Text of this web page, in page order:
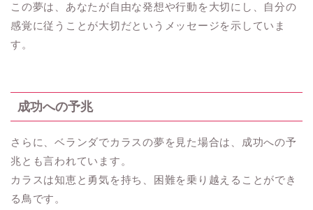
この夢は、あなたが自由な発想や行動を大切にし、自分の
感覚に従うことが大切だというメッセージを示していま
す。
成功への予兆
さらに、ベランダでカラスの夢を見た場合は、成功への予
兆とも言われています。
カラスは知恵と勇気を持ち、困難を乗り越えることができ
る鳥です。